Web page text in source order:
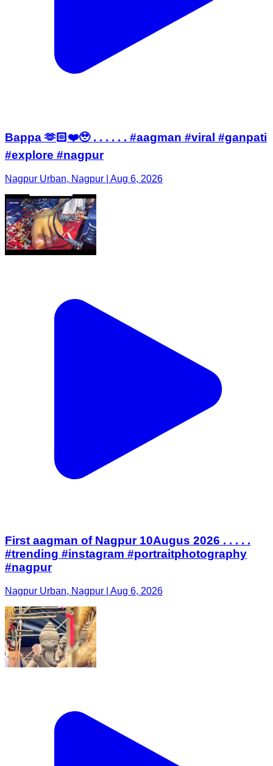
Bappa 🫶🏻❤️🥹 . . . . . . #aagman #viral #ganpati
#explore #nagpur
Nagpur Urban, Nagpur | Aug 6, 2026
First aagman of Nagpur 10Augus 2026 . . . . .
#trending #instagram #portraitphotography
#nagpur
Nagpur Urban, Nagpur | Aug 6, 2026